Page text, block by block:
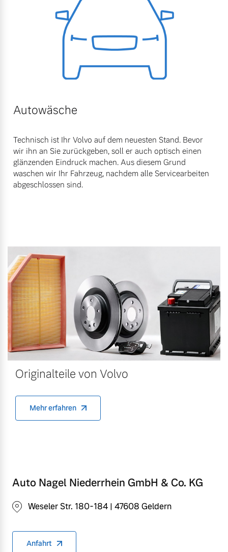
Autowäsche
Technisch ist Ihr Volvo auf dem neuesten Stand. Bevor
wir ihn an Sie zurückgeben, soll er auch optisch einen
glänzenden Eindruck machen. Aus diesem Grund
waschen wir Ihr Fahrzeug, nachdem alle Servicearbeiten
abgeschlossen sind.
Originalteile von Volvo
Mehr erfahren
Auto Nagel Niederrhein GmbH & Co. KG
Weseler Str. 180-184 | 47608 Geldern
Anfahrt